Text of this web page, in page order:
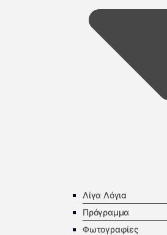
Λίγα Λόγια
Πρόγραμμα
Φωτογραφίες